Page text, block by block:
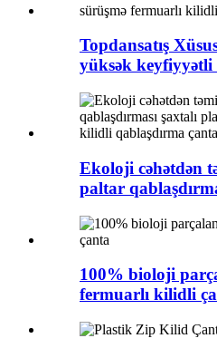
Topdansatış
yüksək keyfiyyətli
Ekoloji cəhətdən
paltar
100% bioloji
fermuarlı kilidli